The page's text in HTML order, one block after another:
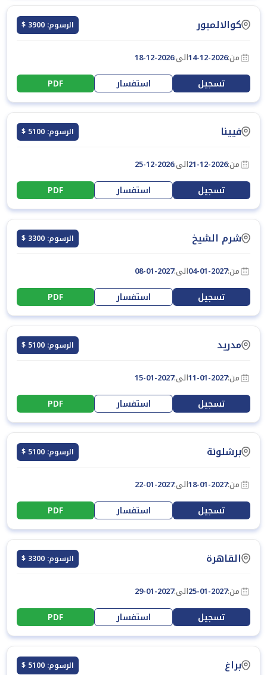
كوالالمبور الرسوم: 3900 $
من:14-12-2026الى:18-12-2026
تسجيل استفسار PDF
فيينا الرسوم: 5100 $
من:21-12-2026الى:25-12-2026
تسجيل استفسار PDF
شرم الشيخ الرسوم: 3300 $
من:04-01-2027الى:08-01-2027
تسجيل استفسار PDF
مدريد الرسوم: 5100 $
من:11-01-2027الى:15-01-2027
تسجيل استفسار PDF
برشلونة الرسوم: 5100 $
من:18-01-2027الى:22-01-2027
تسجيل استفسار PDF
القاهرة الرسوم: 3300 $
من:25-01-2027الى:29-01-2027
تسجيل استفسار PDF
براغ الرسوم: 5100 $